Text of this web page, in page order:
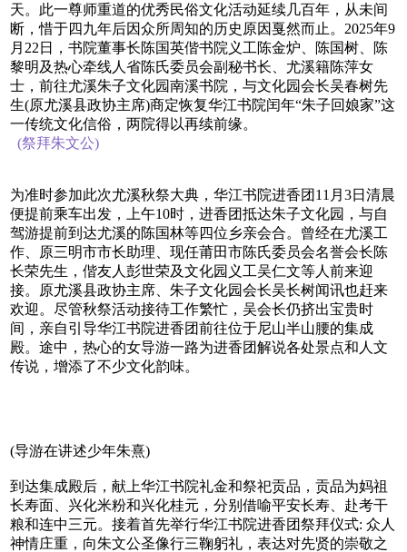
天。此一尊师重道的优秀民俗文化活动延续几百年，从未间
断，惜于四九年后因众所周知的历史原因戛然而止。2025年9
月22日，书院董事长陈国英偕书院义工陈金炉、陈国树、陈
黎明及热心牵线人省陈氏委员会副秘书长、尤溪籍陈萍女
士，前往尤溪朱子文化园南溪书院，与文化园会长吴春树先
生(原尤溪县政协主席)商定恢复华江书院闰年“朱子回娘家”这
一传统文化信俗，两院得以再续前缘。
(祭拜朱文公)
为准时参加此次尤溪秋祭大典，华江书院进香团11月3日清晨
便提前乘车出发，上午10时，进香团抵达朱子文化园，与自
驾游提前到达尤溪的陈国林等四位乡亲会合。曾经在尤溪工
作、原三明市市长助理、现任莆田市陈氏委员会名誉会长陈
长荣先生，偕友人彭世荣及文化园义工吴仁文等人前来迎
接。原尤溪县政协主席、朱子文化园会长吴长树闻讯也赶来
欢迎。尽管秋祭活动接待工作繁忙，吴会长仍挤出宝贵时
间，亲自引导华江书院进香团前往位于尼山半山腰的集成
殿。途中，热心的女导游一路为进香团解说各处景点和人文
传说，增添了不少文化韵味。
(导游在讲述少年朱熹)
到达集成殿后，献上华江书院礼金和祭祀贡品，贡品为妈祖
长寿面、兴化米粉和兴化桂元，分别借喻平安长寿、赴考干
粮和连中三元。接着首先举行华江书院进香团祭拜仪式: 众人
神情庄重，向朱文公圣像行三鞠躬礼，表达对先贤的崇敬之